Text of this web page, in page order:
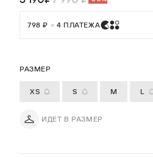
РАЗМЕР
XS S M L
ИДЕТ В РАЗМЕР
798 ₽ × 4 ПЛАТЕЖА